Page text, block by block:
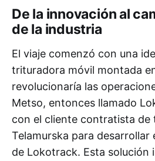
De la innovación al
de la industria
El viaje comenzó con una
trituradora móvil montada
revolucionaría las
Metso, entonces llamado
con el cliente contratista de
Telamurska para
de Lokotrack. Esta solución